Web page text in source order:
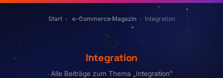
Start e-Commerce Magazin Integration
🏷️
Integration
Alle Beiträge zum Thema „Integration"